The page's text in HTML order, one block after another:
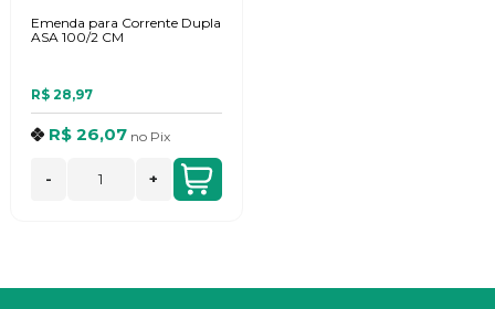
Emenda para Corrente Dupla
ASA 100/2 CM
R$ 28,97
R$ 26,07 no Pix
- +